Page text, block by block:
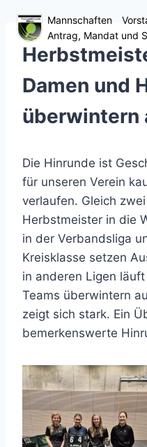
Inhalt
springen
Mannschaften
Antrag, Mandat und
Damen und
überwintern
Die Hinrunde ist
für unseren Verein
verlaufen. Gleich
Herbstmeister in die
in der Verbandsliga
Kreisklasse setzen
in anderen Ligen
Teams überwintern
zeigt sich stark. Ein
bemerkenswerte